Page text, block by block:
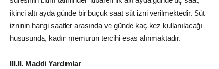
ikinci altı ayda günde bir buçuk saat süt izni verilmektedir. Süt
izninin hangi saatler arasında ve günde kaç kez kullanılacağı
hususunda, kadın memurun tercihi esas alınmaktadır.
III.II. Maddi Yardımlar